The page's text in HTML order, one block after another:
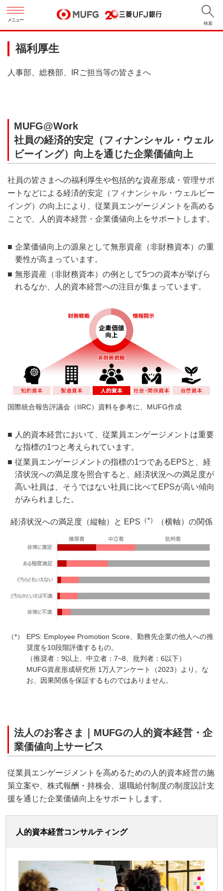
メニュー
検索
福利厚生
人事部、総務部、IRご担当等の皆さまへ
MUFG@Work
社員の経済的安定（フィナンシャル・ウェル
ビーイング）向上を通じた企業価値向上
社員の皆さまへの福利厚生や包括的な資産形成・管理サポ
ートなどによる経済的安定（フィナンシャル・ウェルビー
イング）の向上により、従業員エンゲージメントを高める
ことで、人的資本経営・企業価値向上をサポートします。
企業価値向上の源泉として無形資産（非財務資本）の重
要性が高まっています。
無形資産（非財務資本）の例として5つの資本が挙げら
れるなか、人的資本経営への注目が集まっています。
国際統合報告評議会（IIRC）資料を参考に、MUFG作成
人的資本経営において、従業員エンゲージメントは重要
な指標の1つと考えられています。
従業員エンゲージメントの指標の1つであるEPSと、経
済状況への満足度を照合すると、経済状況への満足度が
高い社員は、そうではない社員に比べてEPSが高い傾向
がみられました。
経済状況への満足度（縦軸）と EPS （*） （横軸）の関係
EPS: Employee Promotion Score、勤務先企業の他人への推
奨度を10段階評価するもの。
（推奨者：9以上、中立者：7~8、批判者：6以下）
MUFG資産形成研究所 1万人アンケート（2023）より。な
お、因果関係を保証するものではありません。
法人のお客さま｜MUFGの人的資本経営・企
業価値向上サービス
従業員エンゲージメントを高めるための人的資本経営の施
策立案や、株式報酬・持株会、退職給付制度の制度設計支
援を通じた企業価値向上をサポートします。
人的資本経営コンサルティング